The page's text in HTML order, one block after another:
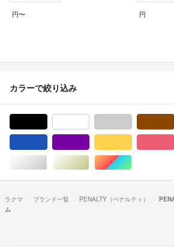
円〜 円
カラーで絞り込み
シルバー/銀色系ゴールド/金色系マルチカラー
ラクマ ブランド一覧 PENALTY（ペナルティ）
ム